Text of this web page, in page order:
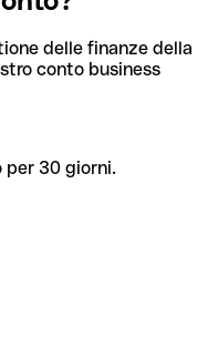
delle finanze della
conto business
per 30 giorni.